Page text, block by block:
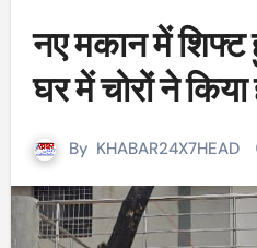
नए मकान में शिफ्ट
घर में चोरों ने
By KHABAR24X7HEAD